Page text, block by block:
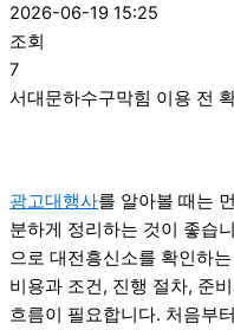
2026-06-19 15:25
조회
7
서대문하수구막힘 이용 전
광고대행사를 알아볼 때는
분하게 정리하는 것이 좋습
으로 대전흥신소를 확인하
비용과 조건, 진행 절차, 준
흐름이 필요합니다. 처음부